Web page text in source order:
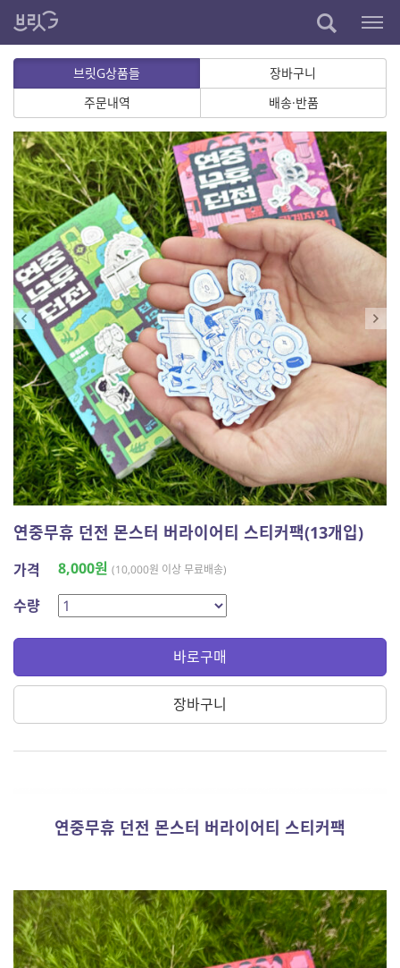
브릿G상품들
장바구니
주문내역
배송·반품
연중무휴 던전 몬스터 버라이어티 스티커팩(13개입)
가격 8,000원 (10,000원 이상 무료배송)
수량
바로구매
장바구니
연중무휴 던전 몬스터 버라이어티 스티커팩